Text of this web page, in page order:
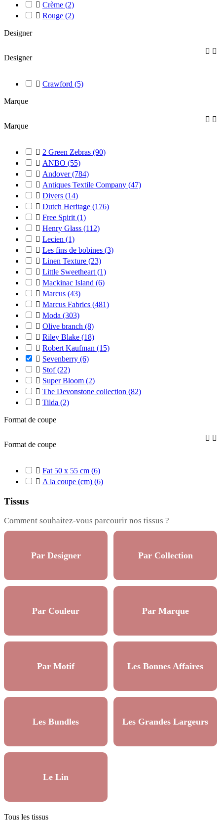
 Crème (2)
 Rouge (2)
Designer
Designer
 
 Crawford (5)
Marque
Marque
 
 2 Green Zebras (90)
 ANBO (55)
 Andover(784)
 Antiques Textile Company (47)
 Divers (14)
 Dutch Heritage (176)
 Free Spirit (1)
 Henry Glass (112)
 Lecien (1)
 Les fins de bobines (3)
 Linen Texture (23)
 Little Sweetheart (1)
 Mackinac Island (6)
 Marcus (43)
 Marcus Fabrics (481)
 Moda (303)
 Olive branch (8)
 Riley Blake (18)
 Robert Kaufman (15)
 Sevenberry (6)
 Stof(22)
 Super Bloom (2)
 The Devonstone collection (82)
 Tilda (2)
Format de coupe
Format de coupe
 
 Fat 50 x 55 cm (6)
 A la coupe (cm) (6)
Tissus
Comment souhaitez-vous parcourir nos tissus ?
Par Designer Par Collection
Par Couleur Par Marque
Par Motif Les Bonnes Affaires
Les Bundles Les Grandes Largeurs
Le Lin
Tous les tissus